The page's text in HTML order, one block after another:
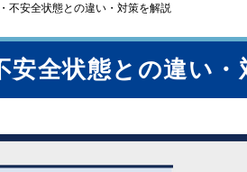
不安全状態との違い・対策を解説
全状態との違い・